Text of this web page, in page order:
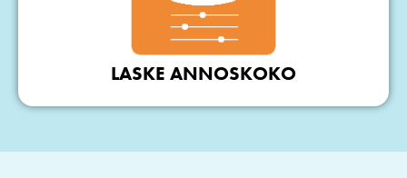
LASKE ANNOSKOKO